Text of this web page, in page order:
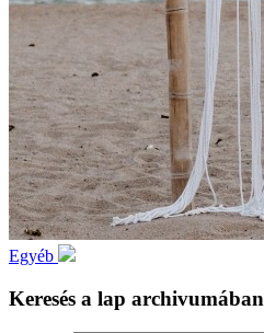
Egyéb
Keresés a lap archivumában